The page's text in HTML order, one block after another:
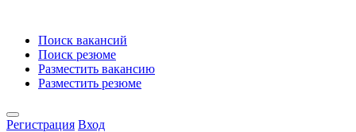
Поиск вакансий
Поиск резюме
Разместить вакансию
Разместить резюме
Регистрация Вход